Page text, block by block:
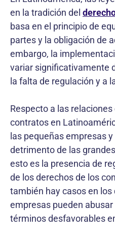
en la tradición del
basa en el principio de
partes y la obligación de
embargo, la
variar significativamente
la falta de regulación y a
Respecto a las
contratos en
las pequeñas empresas
detrimento de las
esto es la presencia de
de los derechos de los
también hay casos en los
empresas pueden
términos desfavorables